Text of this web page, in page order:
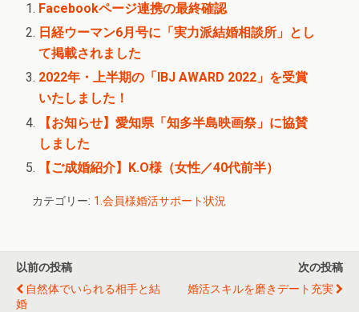
Facebookページ連携の最終確認
日経ウーマン6月号に「実力派結婚相談所」とし
て掲載されました
2022年・上半期の「IBJ AWARD 2022」を受賞
いたしました！
【お知らせ】愛知県「知多半島映画祭」に協賛
しました
【ご成婚紹介】K.O様（女性／40代前半）
カテゴリー: 1.会員様婚活サポート状況
以前の投稿
自然体でいられる相手と結
婚
次の投稿
婚活スキルを磨きデート充実